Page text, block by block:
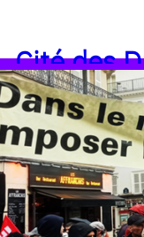
Cité des